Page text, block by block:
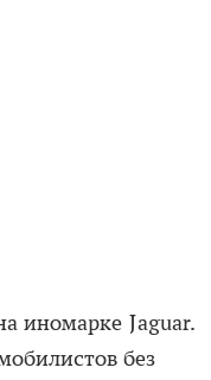
иномарке Jaguar.
без